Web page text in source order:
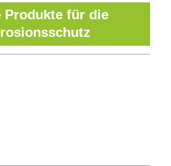
für die